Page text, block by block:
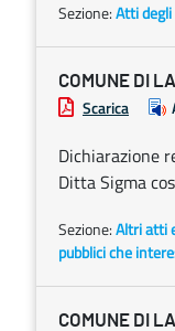
Sezione:Atti
COMUNE DI
Scarica
Dichiarazione
Ditta Sigma
Sezione:Altri atti
pubblici che
COMUNE DI